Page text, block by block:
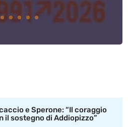
e Sperone: “Il coraggio
il sostegno di Addiopizzo”